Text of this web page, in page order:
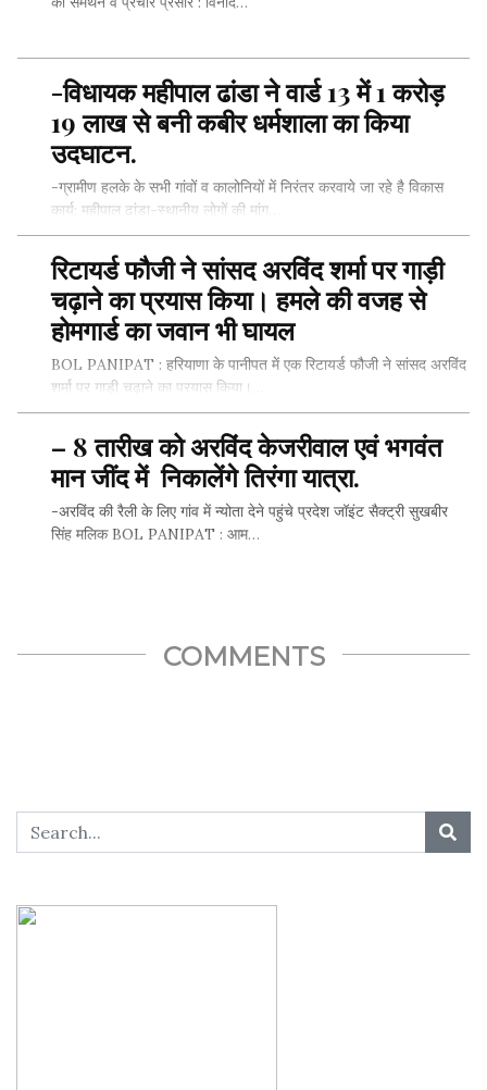
SHARE THIS...
-विधायक महीपाल ढांडा ने वार्ड 13 में 1 करोड़
19 लाख से बनी कबीर धर्मशाला का किया
उदघाटन.
-ग्रामीण हलके के सभी गांवों व कालोनियों में निरंतर करवाये जा रहे है विकास
कार्य: महीपाल ढांडा-स्थानीय लोगों की मांग…
SHARE THIS...
रिटायर्ड फौजी ने सांसद अरविंद शर्मा पर गाड़ी
चढ़ाने का प्रयास किया। हमले की वजह से
होमगार्ड का जवान भी घायल
BOL PANIPAT : हरियाणा के पानीपत में एक रिटायर्ड फौजी ने सांसद अरविंद
शर्मा पर गाड़ी चढ़ाने का प्रयास किया।…
SHARE THIS...
– 8 तारीख को अरविंद केजरीवाल एवं भगवंत
मान जींद में निकालेंगे तिरंगा यात्रा.
-अरविंद की रैली के लिए गांव में न्योता देने पहुंचे प्रदेश जॉइंट सैक्ट्री सुखबीर
सिंह मलिक BOL PANIPAT : आम…
COMMENTS